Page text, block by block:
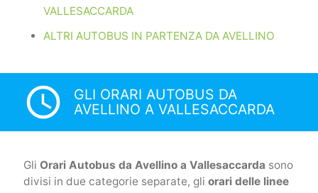
VALLESACCARDA
ALTRI AUTOBUS IN PARTENZA DA AVELLINO
access_time
GLI ORARI AUTOBUS DA
AVELLINO A VALLESACCARDA
Gli Orari Autobus da Avellino a Vallesaccarda sono
divisi in due categorie separate, gli orari delle linee